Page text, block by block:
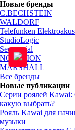
Новые бренды
C.BECHSTEIN
WALDORF
Telefunken
StudioLogic
Sequential
NOVATION
MARSHALL
Все бренды
Новые публикации
Серии роялей
какую выбрать?
Рояль Kawai для
музыки